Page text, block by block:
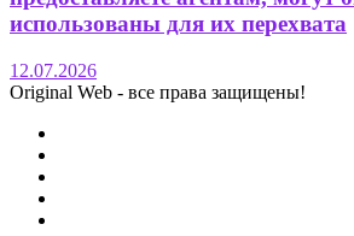
использованы для их перехвата
12.07.2026
Original Web - все права защищены!